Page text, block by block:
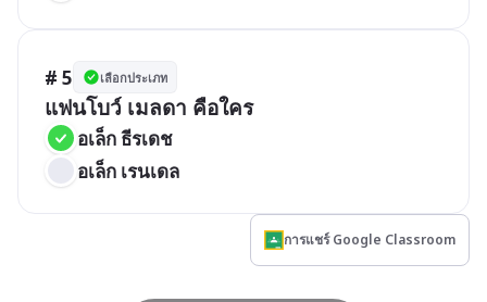
# 5 เลือกประเภท
แฟนโบว์ เมลดา คือใคร
อเล็ก ธีรเดช
อเล็ก เรนเดล
การแชร์ Google Classroom